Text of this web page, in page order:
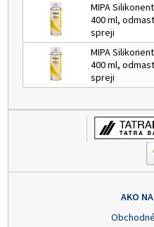
MIPA
400 ml,
spreji
MIPA
400 ml,
spreji
AKO